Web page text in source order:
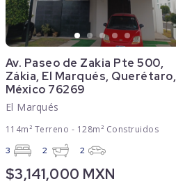
Av. Paseo de Zakia Pte 500,
Zákia, El Marqués, Querétaro,
México 76269
El Marqués
114m² Terreno - 128m² Construidos
3 2 2
$3,141,000 MXN